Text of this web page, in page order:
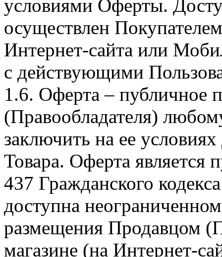
условиями Оферты.
осуществлен
Интернет-сайта или
с действующими
1.6. Оферта – публичное
(Правообладателя)
заключить на ее
Товара. Оферта является
437 Гражданского
доступна
размещения Продавцом
магазине (на Интернет-